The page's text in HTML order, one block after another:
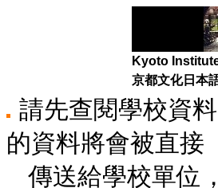
Kyoto
京都文化日本
請先查閱學校資
的資料將會被直接
傳送給學校單位